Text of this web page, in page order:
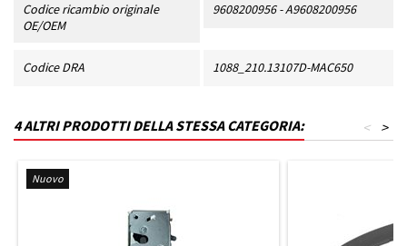
Codice ricambio originale
OE/OEM
9608200956 - A9608200956
Codice DRA 1088_210.13107D-MAC650
4 ALTRI PRODOTTI DELLA STESSA CATEGORIA: >
<
Nuovo